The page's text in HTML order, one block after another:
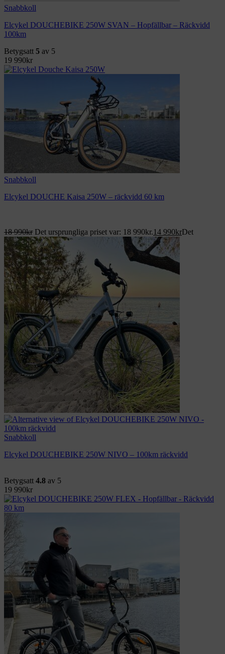
Snabbkoll
Elcykel DOUCHEBIKE 250W SVAN – Hopfällbar – Räckvidd
100km
Betygsatt 5 av 5
19 990kr
Snabbkoll
Elcykel DOUCHE Kaisa 250W – räckvidd 60 km
18 990kr Det ursprungliga priset var: 18 990kr.14 990krDet
nuvarande priset är: 14 990kr.
Snabbkoll
Elcykel DOUCHEBIKE 250W NIVO – 100km räckvidd
Betygsatt 4.8 av 5
19 990kr